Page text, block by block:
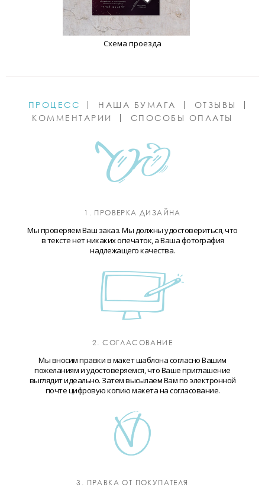
Схема проезда
ПРОЦЕСС НАША БУМАГА
ОТЗЫВЫ
КОММЕНТАРИИ
СПОСОБЫ ОПЛАТЫ
1. ПРОВЕРКА ДИЗАЙНА
Мы проверяем Ваш заказ. Мы должны удостовериться, что
в тексте нет никаких опечаток, а Ваша фотография
надлежащего качества.
2. СОГЛАСОВАНИЕ
Мы вносим правки в макет шаблона согласно Вашим
пожеланиям и удостоверяемся, что Ваше приглашение
выглядит идеально. Затем высылаем Вам по электронной
почте цифровую копию макета на согласование.
3. ПРАВКА ОТ ПОКУПАТЕЛЯ